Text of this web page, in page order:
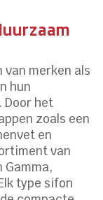
merken als
hun
Door het
zoals een
en
van
Gamma,
type sifon